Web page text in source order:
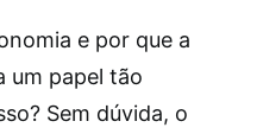
e por que a
um papel tão
Sem dúvida, o